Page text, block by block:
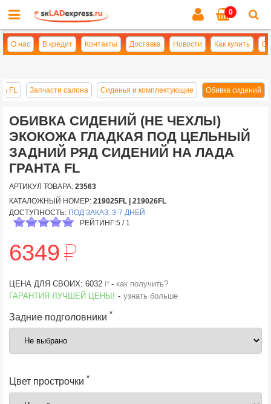
0
О нас В кредит Контакты Доставка Новости Как купить
FL Запчасти салона Сиденья и комплектующие Обивка сидений
ОБИВКА СИДЕНИЙ (НЕ ЧЕХЛЫ)
ЭКОКОЖА ГЛАДКАЯ ПОД ЦЕЛЬНЫЙ
ЗАДНИЙ РЯД СИДЕНИЙ НА ЛАДА
ГРАНТА FL
АРТИКУЛ ТОВАРА: 23563
КАТАЛОЖНЫЙ НОМЕР: 219025FL | 219026FL
ДОСТУПНОСТЬ: ПОД ЗАКАЗ. 3-7 ДНЕЙ
РЕЙТИНГ:5 / 1
6349й
ЦЕНА ДЛЯ СВОИХ: 6032 й - как получить?
ГАРАНТИЯ ЛУЧШЕЙ ЦЕНЫ! - узнать больше
Задние подголовники *
Цвет прострочки *